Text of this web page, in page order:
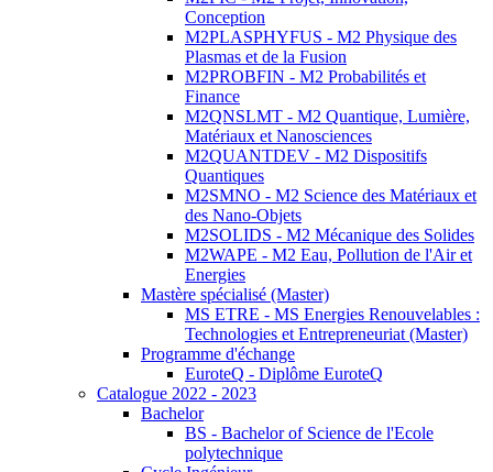
Conception
M2PLASPHYFUS - M2 Physique des
Plasmas et de la Fusion
M2PROBFIN - M2 Probabilités et
Finance
M2QNSLMT - M2 Quantique, Lumière,
Matériaux et Nanosciences
M2QUANTDEV - M2 Dispositifs
Quantiques
M2SMNO - M2 Science des Matériaux et
des Nano-Objets
M2SOLIDS - M2 Mécanique des Solides
M2WAPE - M2 Eau, Pollution de l'Air et
Energies
Mastère spécialisé (Master)
MS ETRE - MS Energies Renouvelables :
Technologies et Entrepreneuriat (Master)
Programme d'échange
EuroteQ - Diplôme EuroteQ
Catalogue 2022 - 2023
Bachelor
BS - Bachelor of Science de l'Ecole
polytechnique